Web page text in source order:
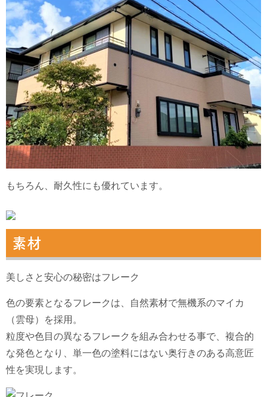
もちろん、耐久性にも優れています。
素材
美しさと安心の秘密はフレーク
色の要素となるフレークは、自然素材で無機系のマイカ
（雲母）を採用。
粒度や色目の異なるフレークを組み合わせる事で、複合的
な発色となり、単一色の塗料にはない奥行きのある高意匠
性を実現します。